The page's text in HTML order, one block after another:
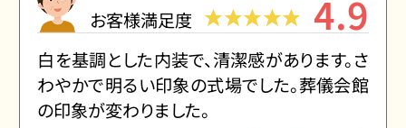
お客様満足度 4.9
白を基調とした内装で、清潔感があります。さ
わやかで明るい印象の式場でした。葬儀会館
の印象が変わりました。